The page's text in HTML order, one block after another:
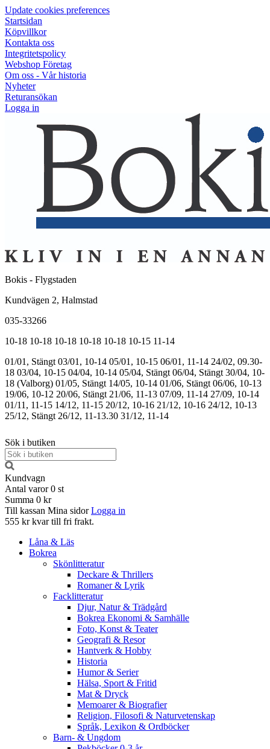
Update cookies preferences
Startsidan
Köpvillkor
Kontakta oss
Integritetspolicy
Webshop Företag
Om oss - Vår historia
Nyheter
Returansökan
Logga in
Bokis - Flygstaden
Kundvägen 2, Halmstad
035-33266
10-18 10-18 10-18 10-18 10-18 10-15 11-14
01/01, Stängt 03/01, 10-14 05/01, 10-15 06/01, 11-14 24/02, 09.30-
18 03/04, 10-15 04/04, 10-14 05/04, Stängt 06/04, Stängt 30/04, 10-
18 (Valborg) 01/05, Stängt 14/05, 10-14 01/06, Stängt 06/06, 10-13
19/06, 10-12 20/06, Stängt 21/06, 11-13 07/09, 11-14 27/09, 10-14
01/11, 11-15 14/12, 11-15 20/12, 10-16 21/12, 10-16 24/12, 10-13
25/12, Stängt 26/12, 11-13.30 31/12, 11-14
Sök i butiken
Kundvagn
Antal varor 0 st
Summa 0 kr
Till kassan Mina sidor Logga in
555 kr kvar till fri frakt.
Låna & Läs
Bokrea
Skönlitteratur
Deckare & Thrillers
Romaner & Lyrik
Facklitteratur
Djur, Natur & Trädgård
Bokrea Ekonomi & Samhälle
Foto, Konst & Teater
Geografi & Resor
Hantverk & Hobby
Historia
Humor & Serier
Hälsa, Sport & Fritid
Mat & Dryck
Memoarer & Biografier
Religion, Filosofi & Naturvetenskap
Språk, Lexikon & Ordböcker
Barn- & Ungdom